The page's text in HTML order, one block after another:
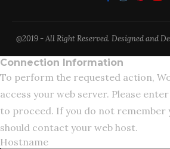
@2019 - All Right Reserved. Designed and
Connection Information
To perform the requested action,
access your web server. Please
to proceed. If you do not remember
should contact your web host.
Hostname